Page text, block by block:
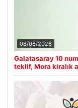
08/08/2026
Galatasaray 10
teklif, Mora kiralık